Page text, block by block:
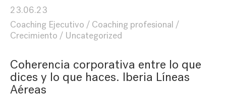
23.06.23
Coaching Ejecutivo
Coaching profesional
Crecimiento
Uncategorized
Coherencia corporativa entre lo que
dices y lo que haces. Iberia Líneas
Aéreas